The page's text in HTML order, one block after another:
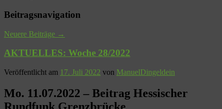
Beitragsnavigation
Neuere Beiträge →
AKTUELLES: Woche 28/2022
Veröffentlicht am 17. Juli 2022 von ManuelDingeldein
Mo. 11.07.2022 – Beitrag Hessischer